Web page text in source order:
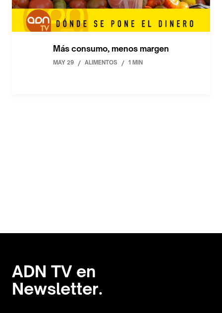
Más consumo, menos margen
MAY 29 / ALIMENTOS / 1 MIN
ADN TV en
Newsletter.